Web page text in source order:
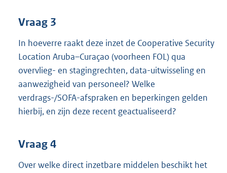
Vraag 3
In hoeverre raakt deze inzet de Cooperative Security
Location Aruba–Curaçao (voorheen FOL) qua
overvlieg- en stagingrechten, data-uitwisseling en
aanwezigheid van personeel? Welke
verdrags-/SOFA-afspraken en beperkingen gelden
hierbij, en zijn deze recent geactualiseerd?
Vraag 4
Over welke direct inzetbare middelen beschikt het